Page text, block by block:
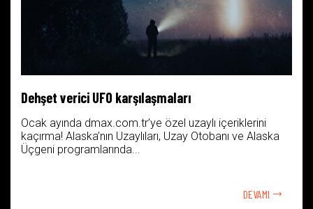
Dehşet verici UFO karşılaşmaları
Ocak ayında dmax.com.tr’ye özel uzaylı içeriklerini
kaçırma! Alaska’nın Uzaylıları, Uzay Otobanı ve Alaska
Üçgeni programlarında...
DEVAMI